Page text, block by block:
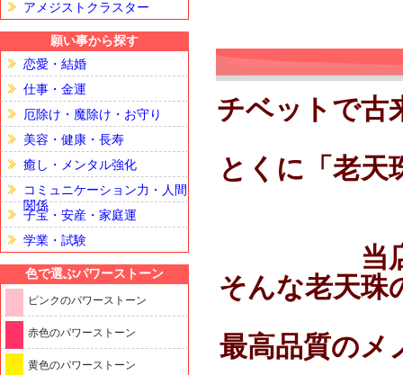
アメジストクラスター
願い事から探す
恋愛・結婚
仕事・金運
厄除け・魔除け・お守り
美容・健康・長寿
癒し・メンタル強化
コミュニケーション力・人間
関係
子宝・安産・家庭運
学業・試験
色で選ぶパワーストーン
ピンクのパワーストーン
赤色のパワーストーン
黄色のパワーストーン
チベットで古
とくに「老天
当
そんな老天珠
最高品質のメ